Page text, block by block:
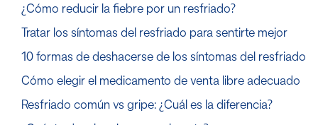
¿Cómo reducir la fiebre por un resfriado?
Tratar los síntomas del resfriado para sentirte mejor
10 formas de deshacerse de los síntomas del resfriado
Cómo elegir el medicamento de venta libre adecuado
Resfriado común vs gripe: ¿Cuál es la diferencia?